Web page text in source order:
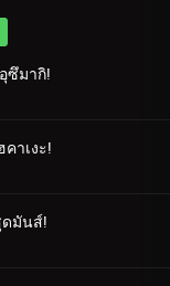
ซึมากิ!
าเงะ!
ดมันส์!